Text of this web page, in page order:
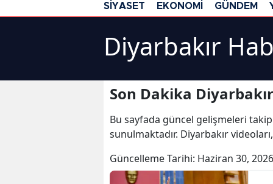
SİYASET EKONOMİ GÜNDEM
Diyarbakır
Son Dakika
Bu sayfada güncel gelişmeleri
sunulmaktadır. Diyarbakır
Güncelleme Tarihi: Haziran 30,